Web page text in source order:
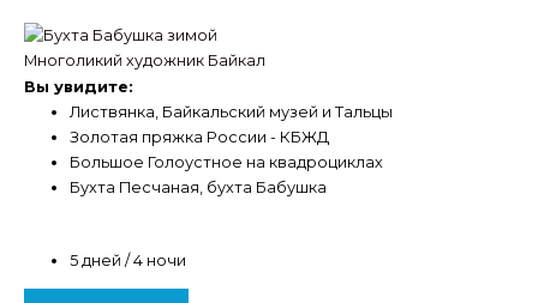
Многоликий художник Байкал
Вы увидите:
Листвянка, Байкальский музей и Тальцы
Золотая пряжка России - КБЖД
Большое Голоустное на квадроциклах
Бухта Песчаная, бухта Бабушка
5 дней / 4 ночи